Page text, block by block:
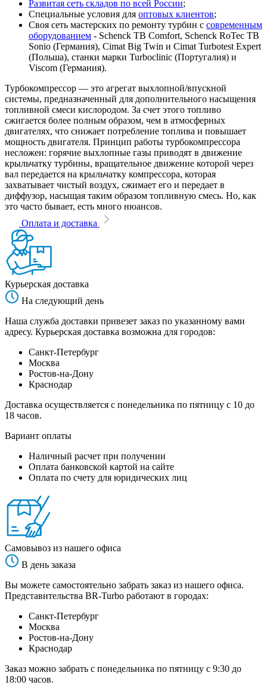
Развитая сеть складов по всей России;
Специальные условия для оптовых клиентов;
Своя сеть мастерских по ремонту турбин с современным
оборудованием - Schenck TB Comfort, Schenck RoTec TB
Sonio (Германия), Cimat Big Twin и Cimat Turbotest Expert
(Польша), станки марки Turboclinic (Португалия) и
Viscom (Германия).
Турбокомпрессор — это агрегат выхлопной/впускной
системы, предназначенный для дополнительного насыщения
топливной смеси кислородом. За счет этого топливо
сжигается более полным образом, чем в атмосферных
двигателях, что снижает потребление топлива и повышает
мощность двигателя. Принцип работы турбокомпрессора
несложен: горячие выхлопные газы приводят в движение
крыльчатку турбины, вращательное движение которой через
вал передается на крыльчатку компрессора, которая
захватывает чистый воздух, сжимает его и передает в
диффузор, насыщая таким образом топливную смесь. Но, как
это часто бывает, есть много нюансов.
Оплата и доставка
Курьерская доставка
На следующий день
Наша служба доставки привезет заказ по указанному вами
адресу. Курьерская доставка возможна для городов:
Санкт-Петербург
Москва
Ростов-на-Дону
Краснодар
Доставка осуществляется с понедельника по пятницу с 10 до
18 часов.
Вариант оплаты
Наличный расчет при получении
Оплата банковской картой на сайте
Оплата по счету для юридических лиц
Самовывоз из нашего офиса
В день заказа
Вы можете самостоятельно забрать заказ из нашего офиса.
Представительства BR-Turbo работают в городах:
Санкт-Петербург
Москва
Ростов-на-Дону
Краснодар
Заказ можно забрать с понедельника по пятницу с 9:30 до
18:00 часов.